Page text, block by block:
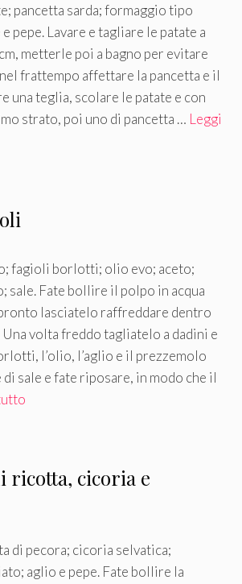
pancetta sarda; formaggio tipo
pepe. Lavare e tagliare le patate a
metterle poi a bagno per evitare
frattempo affettare la pancetta e il
una teglia, scolare le patate e con
strato, poi uno di pancetta … Leggi
fagioli borlotti; olio evo; aceto;
sale. Fate bollire il polpo in acqua
lasciatelo raffreddare dentro
Una volta freddo tagliatelo a dadini e
l’olio, l’aglio e il prezzemolo
sale e fate riposare, in modo che il
ricotta, cicoria e
di pecora; cicoria selvatica;
aglio e pepe. Fate bollire la